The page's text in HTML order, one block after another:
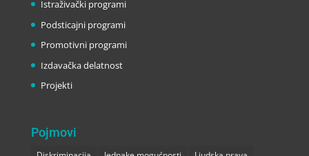
Istraživački programi
Podsticajni programi
Promotivni programi
Izdavačka delatnost
Projekti
Pojmovi